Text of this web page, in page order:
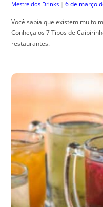
Mestre dos Drinks | 6 de março
Você sabia que existem muito
Conheça os 7 Tipos de
restaurantes.